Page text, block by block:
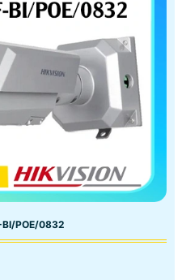
POE/0832